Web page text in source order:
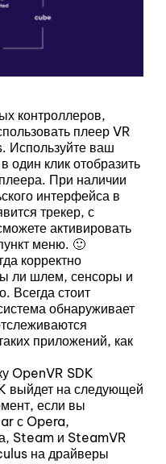
контроллеров,
плеер VR
ваш
клик отобразить
При наличии
интерфейса в
трекер, с
активировать
меню. 🙂
корректно
ли шлем, сенсоры и
Всегда стоит
обнаруживает
приложений, как
OpenVR SDK
выйдет на следующей
если вы
с Opera,
Steam и SteamVR
на драйверы